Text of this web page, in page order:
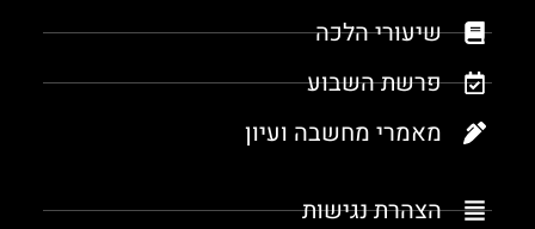
שיעורי הלכה
פרשת השבוע
מאמרי מחשבה ועיון
הצהרת נגישות